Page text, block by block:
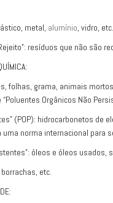
metal, alumínio, vidro, etc.
resíduos que não são
folhas, grama, animais
Orgânicos Não
(POP): hidrocarbonetos
norma internacional para
óleos e óleos
etc.